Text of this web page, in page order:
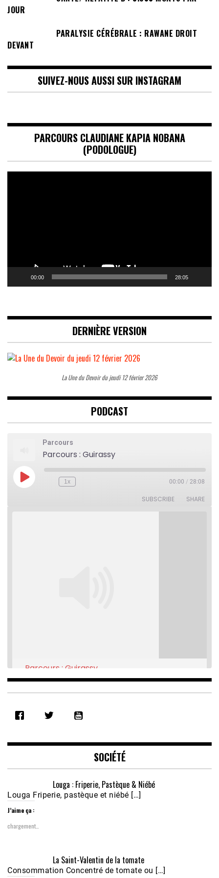
JOUR
PARALYSIE CÉRÉBRALE : RAWANE DROIT
DEVANT
SUIVEZ-NOUS AUSSI SUR INSTAGRAM
PARCOURS CLAUDIANE KAPIA NOBANA
(PODOLOGUE)
00:00 28:05
DERNIÈRE VERSION
La Une du Devoir du jeudi 12 février 2026
PODCAST
Parcours
Parcours : Guirassy
Play
Episode
Rewind
1x 00:00 / 28:08
SUBSCRIBE SHARE
RSS FEED
EMBED
Parcours : Guirassy
Feb 16, 2021 • 28:08
Nobana (Podologue)
Feb 24, 2021 • 28mn
SOCIÉTÉ
Louga : Friperie, Pastèque & Niébé
Louga Friperie, pastèque et niébé […]
J’aime ça :
chargement…
La Saint-Valentin de la tomate
Consommation Concentré de tomate ou […]